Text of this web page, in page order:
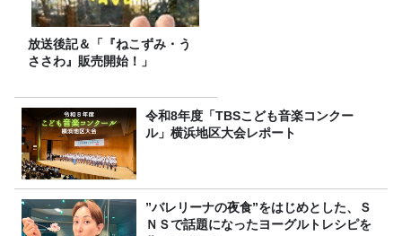
放送後記＆「『ねこずみ・う
ささわ』販売開始！」
令和8年度「TBSこども音楽コンクー
ル」横浜地区大会レポート
”バレリーナの夜食”をはじめとした、Ｓ
ＮＳで話題になったヨーグルトレシピを